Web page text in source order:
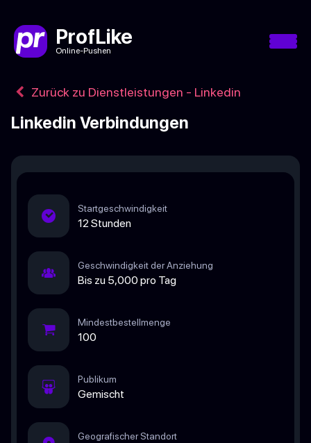
ProfLike
Online-Pushen
Zurück zu Dienstleistungen - Linkedin
Linkedin Verbindungen
Startgeschwindigkeit
12 Stunden
Geschwindigkeit der Anziehung
Bis zu 5,000 pro Tag
Mindestbestellmenge
100
Publikum
Gemischt
Geografischer Standort